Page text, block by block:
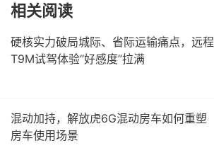
相关阅读
硬核实力破局城际、省际运输痛点，远程
T9M试驾体验“好感度”拉满
混动加持，解放虎6G混动房车如何重塑
房车使用场景